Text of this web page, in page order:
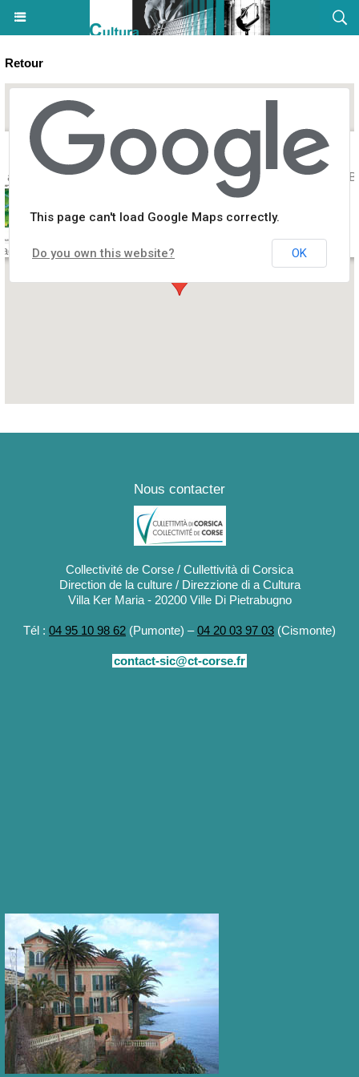
Retour
à Bastia 2025 / Exposition Illustration Camille Louzon - Musée de
- Place du Donjon
This page can't load Google Maps correctly.
Do you own this website? OK
Nous contacter
Collectivité de Corse / Cullettività di Corsica
Direction de la culture / Direzzione di a Cultura
Villa Ker Maria - 20200 Ville Di Pietrabugno
Tél : 04 95 10 98 62 (Pumonte) –04 20 03 97 03 (Cismonte)
contact-sic@ct-corse.fr